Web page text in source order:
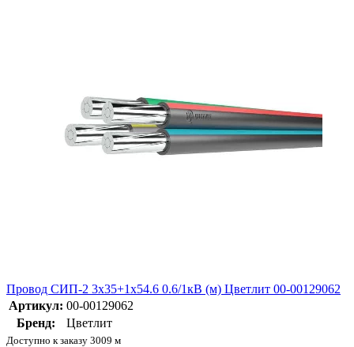
Провод СИП-2 3х35+1х54.6 0.6/1кВ (м) Цветлит 00-00129062
Артикул: 00-00129062
Бренд:
Цветлит
Доступно к заказу 3009 м